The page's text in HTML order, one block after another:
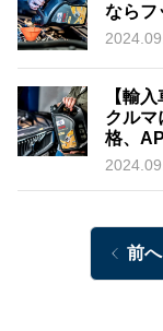
ならフ
【輸
クルマ
格、
前へ